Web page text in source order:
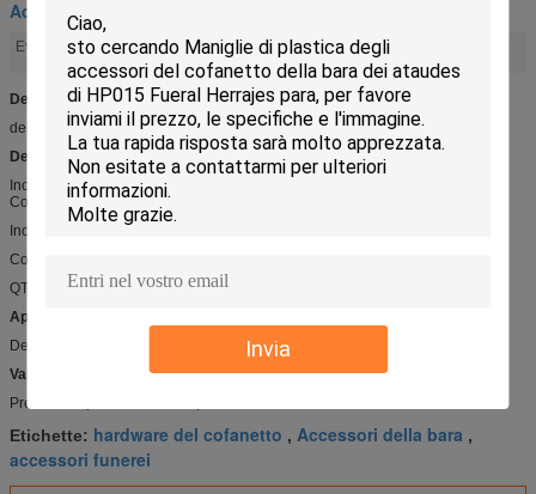
Invia
Accessori del cofanetto
Evidenziare: Accessori della bara ,accessori funerei
Dettaglio rapido:
decorazione DP019 della bara
Descrizione:
Incrocio di plastica per la bara
Colore: Dorato
Incrocio di plastica DP019
Colore: Dorato
QTY DI MIN: 1000PCS
Applicazioni:
Decorazione di legno della bara
Vantaggio competitivo:
Prezzo competitivo e di alta qualità
Etichette: hardware del cofanetto , Accessori della bara ,
accessori funerei